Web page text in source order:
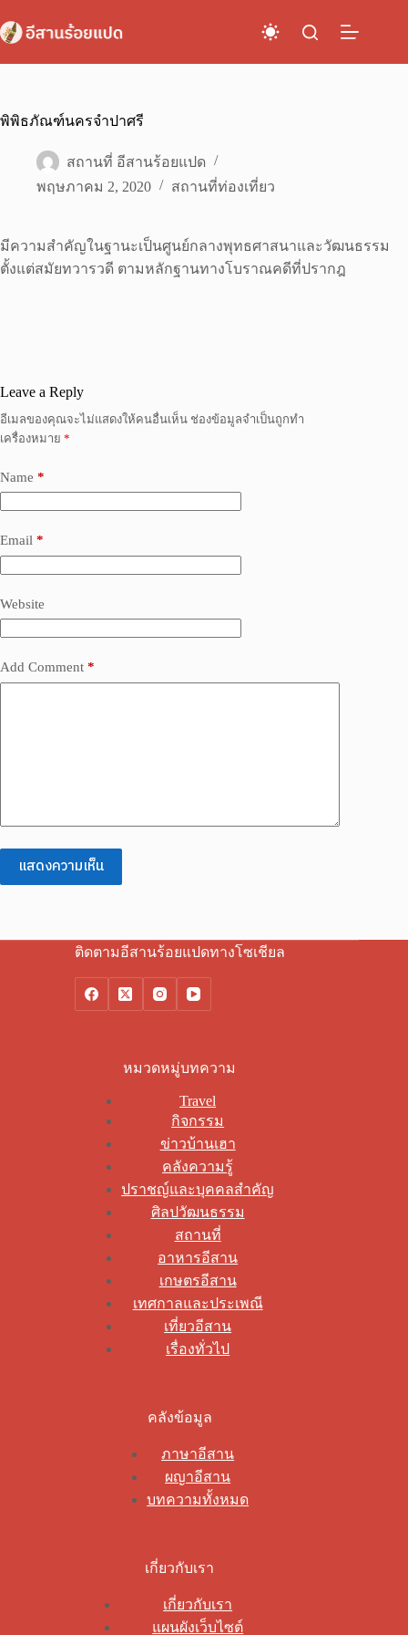
to
content
พิพิธภัณฑ์นครจำปาศรี
สถานที่ อีสานร้อยแปด
พฤษภาคม 2, 2020
สถานที่ท่องเที่ยว
มีความสำคัญในฐานะเป็นศูนย์กลางพุทธศาสนาและวัฒนธรรม
ตั้งแต่สมัยทวารวดี ตามหลักฐานทางโบราณคดีที่ปรากฎ
Leave a Reply
อีเมลของคุณจะไม่แสดงให้คนอื่นเห็น ช่องข้อมูลจำเป็นถูกทำ
เครื่องหมาย *
Name *
Email *
Website
Add Comment *
แสดงความเห็น
ติดตามอีสานร้อยแปดทางโซเชียล
หมวดหมู่บทความ
Travel
กิจกรรม
ข่าวบ้านเฮา
คลังความรู้
ปราชญ์และบุคคลสำคัญ
ศิลปวัฒนธรรม
สถานที่
อาหารอีสาน
เกษตรอีสาน
เทศกาลและประเพณี
เที่ยวอีสาน
เรื่องทั่วไป
คลังข้อมูล
ภาษาอีสาน
ผญาอีสาน
บทความทั้งหมด
เกี่ยวกับเรา
เกี่ยวกับเรา
แผนผังเว็บไซต์